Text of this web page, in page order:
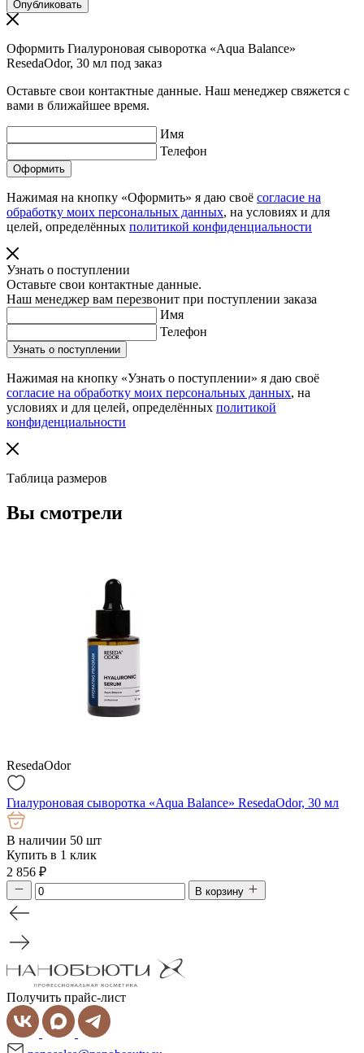
Оформить Гиалуроновая сыворотка «Aqua Balance»
ResedaOdor, 30 мл под заказ
Оставьте свои контактные данные. Наш менеджер свяжется с
вами в ближайшее время.
Имя
Телефон
Нажимая на кнопку «Оформить» я даю своё согласие на
обработку моих персональных данных, на условиях и для
целей, определённых политикой конфиденциальности
Узнать о поступлении
Оставьте свои контактные данные.
Наш менеджер вам перезвонит при поступлении заказа
Имя
Телефон
Нажимая на кнопку «Узнать о поступлении» я даю своё
согласие на обработку моих персональных данных, на
условиях и для целей, определённых политикой
конфиденциальности
Таблица размеров
Вы смотрели
ResedaOdor
Гиалуроновая сыворотка «Aqua Balance» ResedaOdor, 30 мл
В наличии 50 шт
Купить в 1 клик
2 856 ₽
В корзину
Получить прайс-лист